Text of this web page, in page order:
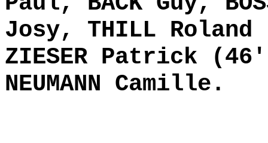
Josy, THILL Roland
ZIESER Patrick (46'
NEUMANN Camille.